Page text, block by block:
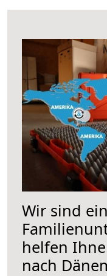
Wir sind ein
helfen
nach